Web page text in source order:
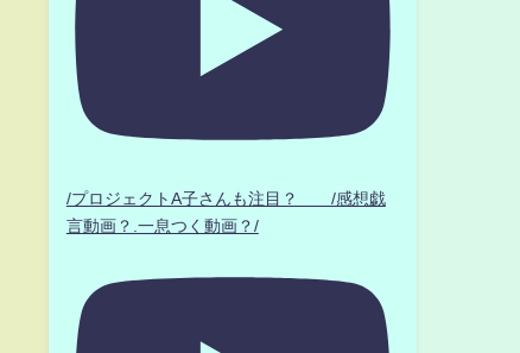
/プロジェクトA子さんも注目？ /感想戯
言動画？.一息つく動画？/